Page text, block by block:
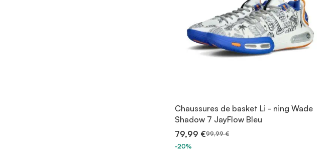
Chaussures de basket Li - ning Wade
Shadow 7 JayFlow Bleu
79,99 €99,99 €
-20%